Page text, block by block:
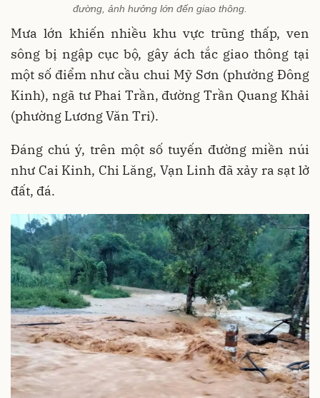
đường, ảnh hưởng lớn đến giao thông.
Mưa lớn khiến nhiều khu vực trũng thấp, ven
sông bị ngập cục bộ, gây ách tắc giao thông tại
một số điểm như cầu chui Mỹ Sơn (phường Đông
Kinh), ngã tư Phai Trần, đường Trần Quang Khải
(phường Lương Văn Tri).
Đáng chú ý, trên một số tuyến đường miền núi
như Cai Kinh, Chi Lăng, Vạn Linh đã xảy ra sạt lở
đất, đá.